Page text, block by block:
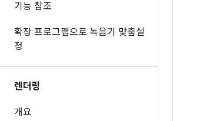
기능 참조
확장 프로그램으로 녹음기 맞춤설
정
렌더링
개요